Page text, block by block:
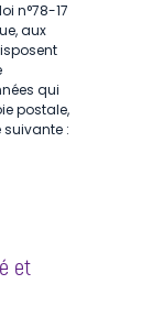
n°78-17
aux
qui
postale,
suivante :
et